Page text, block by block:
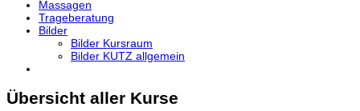
Massagen
Trageberatung
Bilder
Bilder Kursraum
Bilder KUTZ allgemein
Übersicht aller Kurse